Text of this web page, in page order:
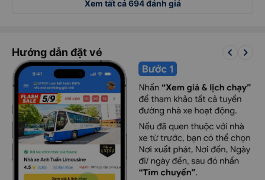
Xem tất cả 694 đánh giá
Hướng dẫn đặt vé keyboard_arrow_left keyboard_arrow_right